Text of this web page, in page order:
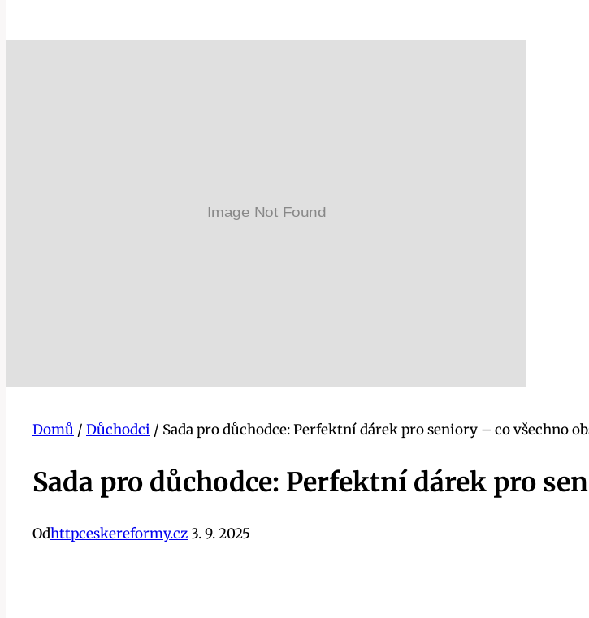
Domů / Důchodci / Sada pro důchodce: Perfektní dárek pro seniory – co všechno
Sada pro důchodce: Perfektní dárek pro
Odhttpceskereformy.cz3. 9. 2025